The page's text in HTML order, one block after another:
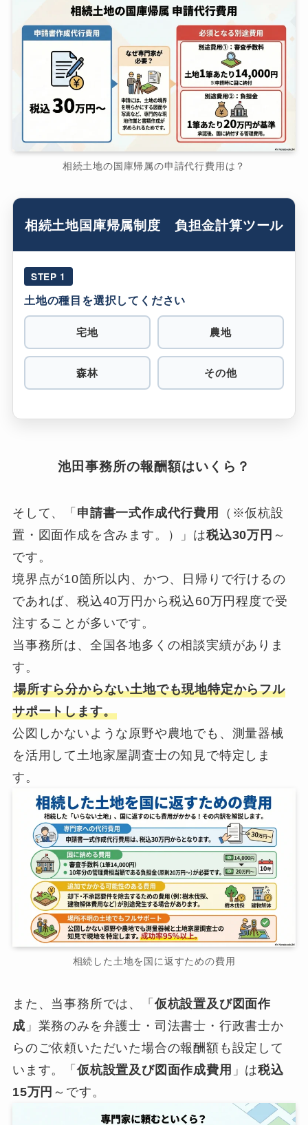
相続土地の国庫帰属の申請代行費用は？
相続土地国庫帰属制度 負担金計算ツール
STEP 1
土地の種目を選択してください
宅地 農地
森林 その他
池田事務所の報酬額はいくら？
そして、「 申請書一式作成代行費用
（※仮杭設
置・図面作成を含みます。）」は税込30万円 ～
です。
境界点が10箇所以内、かつ、日帰りで行けるの
であれば、税込40万円から税込60万円程度で受
注することが多いです。
当事務所は、全国各地多くの相談実績がありま
す。
場所すら分からない土地でも現地特定からフル
サポートします。
公図しかないような原野や農地でも、測量器械
を活用して土地家屋調査士の知見で特定しま
す。
相続した土地を国に返すための費用
また、当事務所では、「 仮杭設置及び図面作
成 」業務のみを弁護士・司法書士・行政書士か
らのご依頼いただいた場合の報酬額も設定して
います。「 仮杭設置及び図面作成費用 」は税込
15万円 ～です。